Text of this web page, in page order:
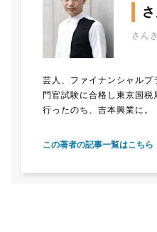
さん
芸人、ファイナンシャル
門官試験に合格し東京国税
行ったのち、吉本興業に。
この著者の記事一覧はこちら